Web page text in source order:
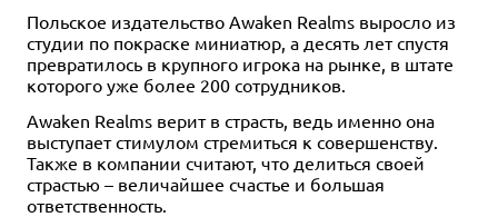
Польское издательство Awaken Realms выросло из
студии по покраске миниатюр, а десять лет спустя
превратилось в крупного игрока на рынке, в штате
которого уже более 200 сотрудников.
Awaken Realms верит в страсть, ведь именно она
выступает стимулом стремиться к совершенству.
Также в компании считают, что делиться своей
страстью – величайшее счастье и большая
ответственность.